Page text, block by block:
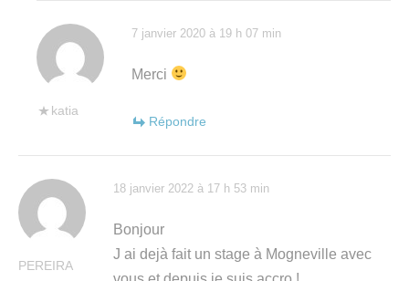
katia
7 janvier 2020 à 19 h 07 min
Merci
Répondre
PEREIRA
18 janvier 2022 à 17 h 53 min
Bonjour
J ai dejà fait un stage à Mogneville avec